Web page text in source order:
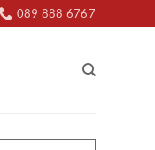
089 888 6767